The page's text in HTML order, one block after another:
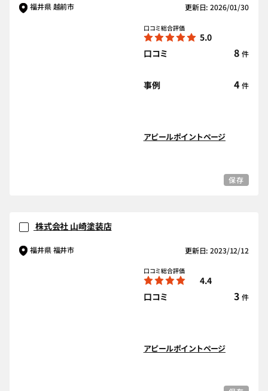
福井県 越前市 更新日: 2026/01/30
口コミ総合評価
5.0
口コミ
8 件
事例 4 件
アピールポイントページ
保存
株式会社 山崎塗装店
福井県 福井市 更新日: 2023/12/12
口コミ総合評価
4.4
口コミ
3 件
アピールポイントページ